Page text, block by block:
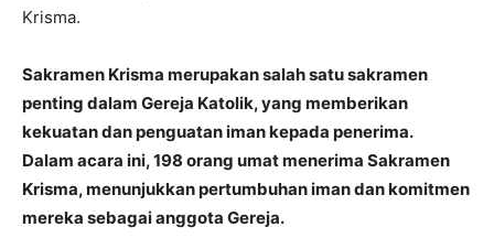
Krisma.
Sakramen Krisma merupakan salah satu sakramen
penting dalam Gereja Katolik, yang memberikan
kekuatan dan penguatan iman kepada penerima.
Dalam acara ini, 198 orang umat menerima Sakramen
Krisma, menunjukkan pertumbuhan iman dan komitmen
mereka sebagai anggota Gereja.